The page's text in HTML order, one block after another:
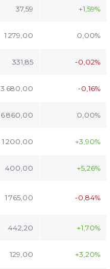
37,59 +1,59%
1 279,00 0,00%
331,85 -0,02%
3 680,00 -0,16%
6 860,00 0,00%
1 200,00 +3,90%
400,00 +5,26%
1 765,00 -0,84%
442,20 +1,70%
129,00 +3,20%